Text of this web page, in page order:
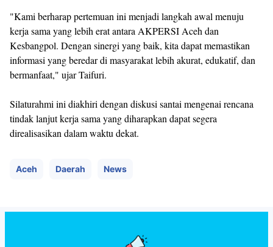
"Kami berharap pertemuan ini menjadi langkah awal menuju
kerja sama yang lebih erat antara AKPERSI Aceh dan
Kesbangpol. Dengan sinergi yang baik, kita dapat memastikan
informasi yang beredar di masyarakat lebih akurat, edukatif, dan
bermanfaat," ujar Taifuri.
Silaturahmi ini diakhiri dengan diskusi santai mengenai rencana
tindak lanjut kerja sama yang diharapkan dapat segera
direalisasikan dalam waktu dekat.
Aceh Daerah News